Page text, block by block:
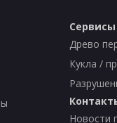
Сервисы
Древо
Кукла /
Новости